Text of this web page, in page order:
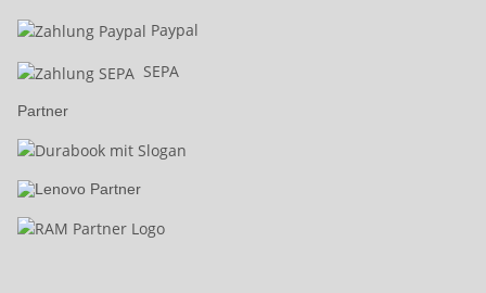
Paypal
SEPA
Partner